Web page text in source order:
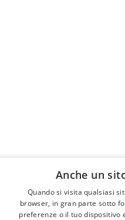
Cerca attività
Anche un
Quando si visita qualsiasi
browser, in gran parte sotto
preferenze o il tuo dispositivo